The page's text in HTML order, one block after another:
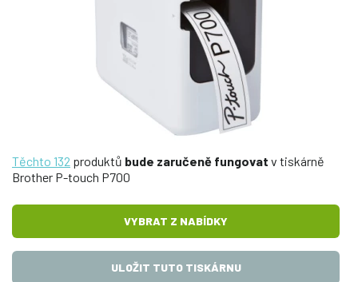
Těchto 132 produktů bude zaručeně fungovat v tiskárně
Brother P-touch P700
VYBRAT Z NABÍDKY
ULOŽIT TUTO TISKÁRNU